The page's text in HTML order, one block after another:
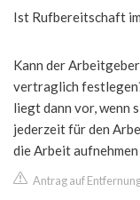
Ist Rufbereitschaft
Kann der
vertraglich
liegt dann vor, wenn
jederzeit für den
die Arbeit aufnehmen
Antrag auf